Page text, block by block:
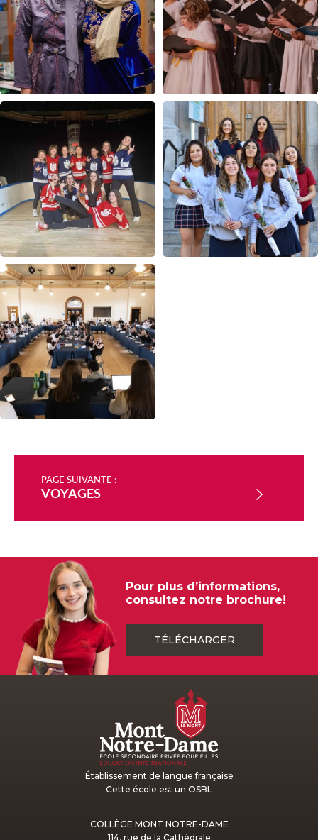
PAGE SUIVANTE :
VOYAGES
Pour plus d’informations,
consultez notre brochure!
TÉLÉCHARGER
Établissement de langue française
Cette école est un OSBL
COLLÈGE MONT NOTRE-DAME
114, rue de la Cathédrale